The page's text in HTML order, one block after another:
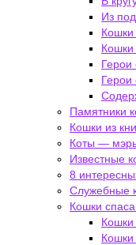
Из
Кошки
Кошки
Герои
Герои
Памятники
Кошки из
Коты —
Известные
8
Служебные
Кошки